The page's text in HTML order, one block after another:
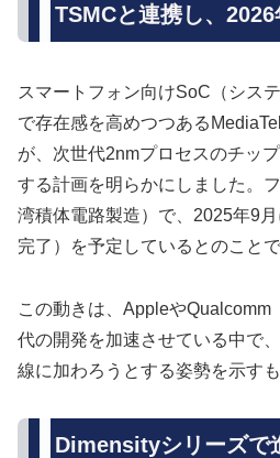
TSMCと連携し、
スマートフォン向けSoC（シス
で存在感を高めつつある
が、次世代2nmプロセスのチッ
する計画を明らかにしました。
湾積体電路製造）で、2025年9
完了）を予定しているとのことで
この動きは、AppleやQualcomm
代の開発を加速させている中で
線に加わろうとする姿勢を示す
Dimensityシリーズで